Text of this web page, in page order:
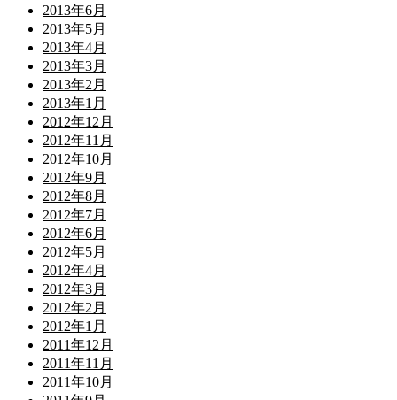
2013年6月
2013年5月
2013年4月
2013年3月
2013年2月
2013年1月
2012年12月
2012年11月
2012年10月
2012年9月
2012年8月
2012年7月
2012年6月
2012年5月
2012年4月
2012年3月
2012年2月
2012年1月
2011年12月
2011年11月
2011年10月